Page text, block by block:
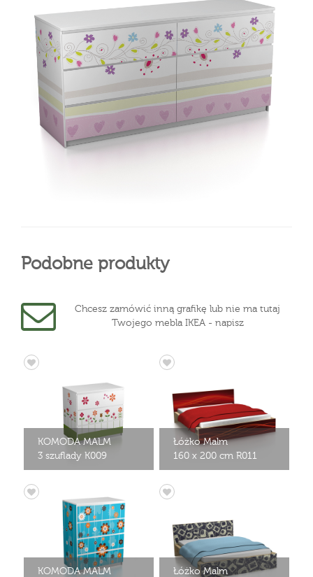
Podobne produkty
Chcesz zamówić inną grafikę lub nie ma tutaj
Twojego mebla IKEA - napisz
KOMODA MALM
3 szuflady K009
Łóżko Malm
160 x 200 cm R011
KOMODA MALM
Łóżko Malm